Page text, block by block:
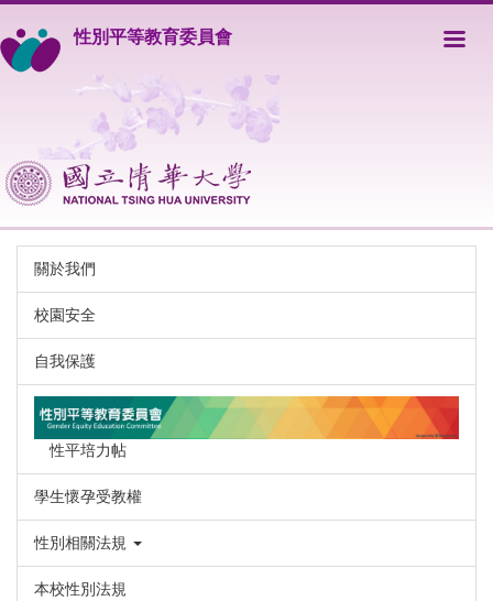
到
主
性別平等教育委員會
關於我們
校園安全
自我保護
性平培力帖
學生懷孕受教權
性別相關法規
本校性別法規